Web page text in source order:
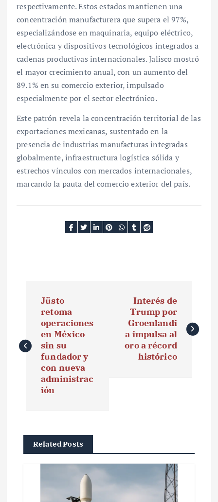
respectivamente. Estos estados mantienen una
concentración manufacturera que supera el 97%,
especializándose en maquinaria, equipo eléctrico,
electrónica y dispositivos tecnológicos integrados a
cadenas productivas internacionales. Jalisco mostró
el mayor crecimiento anual, con un aumento del
89.1% en su comercio exterior, impulsado
especialmente por el sector electrónico.
Este patrón revela la concentración territorial de las
exportaciones mexicanas, sustentado en la
presencia de industrias manufacturas integradas
globalmente, infraestructura logística sólida y
estrechos vínculos con mercados internacionales,
marcando la pauta del comercio exterior del país.
e
Jüsto
retoma
operaciones
en México
sin su
fundador y
con nueva
administrac
ión
Interés de
Trump por
Groenlandi
a impulsa al
oro a récord
histórico
Related Posts